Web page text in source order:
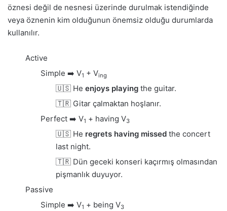
öznesi değil de nesnesi üzerinde durulmak istendiğinde
veya öznenin kim olduğunun önemsiz olduğu durumlarda
kullanılır.
Active
Simple ➡️ V1 + Ving
🇺🇸 He enjoys playing the guitar.
🇹🇷 Gitar çalmaktan hoşlanır.
Perfect ➡️ V1 + having V3
🇺🇸 He regrets having missed the concert
last night.
🇹🇷 Dün geceki konseri kaçırmış olmasından
pişmanlık duyuyor.
Passive
Simple ➡️ V1 + being V3